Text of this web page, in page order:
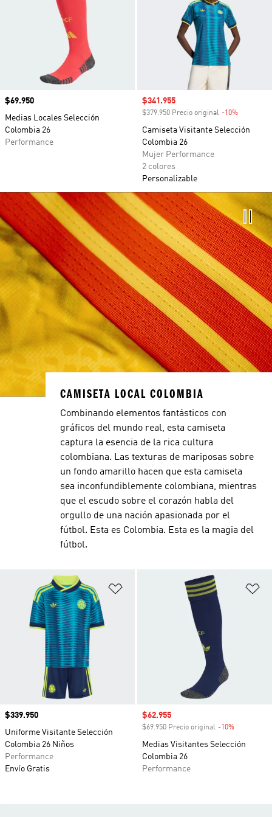
Precio
$69.950
Medias Locales Selección
Colombia 26
Performance
Precio de venta
$341.955
$379.950 Precio original -10%
Camiseta Visitante Selección
Colombia 26
Mujer Performance
2 colores
Personalizable
Añadir a la lista de deseos
Precio
$339.950
Uniforme Visitante Selección
Colombia 26 Niños
Performance
Envío Gratis
Precio de venta
$62.955
$69.950 Precio original -10%
Medias Visitantes Selección
Colombia 26
Performance
CAMISETA LOCAL COLOMBIA
Combinando elementos fantásticos con
gráficos del mundo real, esta camiseta
captura la esencia de la rica cultura
colombiana. Las texturas de mariposas sobre
un fondo amarillo hacen que esta camiseta
sea inconfundiblemente colombiana, mientras
que el escudo sobre el corazón habla del
orgullo de una nación apasionada por el
fútbol. Esta es Colombia. Esta es la magia del
fútbol.